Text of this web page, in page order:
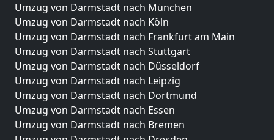
Umzug von Darmstadt nach München
Umzug von Darmstadt nach Köln
Umzug von Darmstadt nach Frankfurt am Main
Umzug von Darmstadt nach Stuttgart
Umzug von Darmstadt nach Düsseldorf
Umzug von Darmstadt nach Leipzig
Umzug von Darmstadt nach Dortmund
Umzug von Darmstadt nach Essen
Umzug von Darmstadt nach Bremen